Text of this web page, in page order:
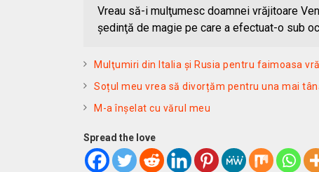
Vreau să-i mulţumesc doamnei vrăjitoare
şedinţă de magie pe care a efectuat-o sub
Mulţumiri din Italia și Rusia pentru faimoasa
Soțul meu vrea să divorțăm pentru una mai
M-a înșelat cu vărul meu
Spread the love